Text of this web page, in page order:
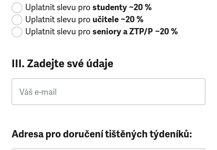
Uplatnit slevu pro studenty ~20 %
Uplatnit slevu pro učitele ~20 %
Uplatnit slevu pro seniory a ZTP/P ~20 %
III. Zadejte své údaje
Váš e-mail
Adresa pro doručení tištěných týdeníků: